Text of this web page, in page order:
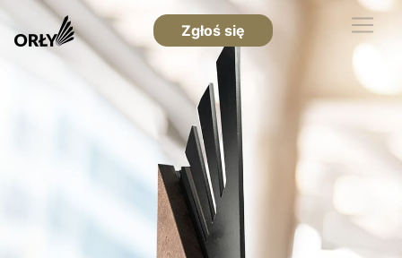
Zgłoś się